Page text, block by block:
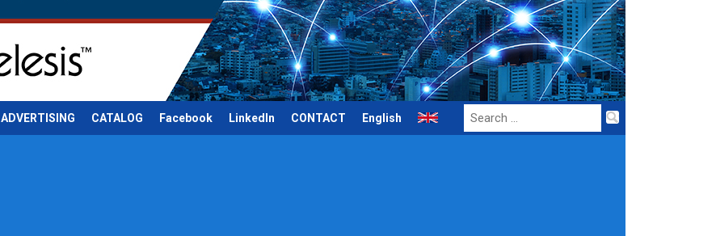
ADVERTISING CATALOG Facebook LinkedIn CONTACT English
Search
for: